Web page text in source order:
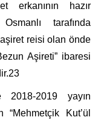
erkanının hazır
tarafında
reisi olan önde
Aşireti” ibaresi
2019 yayın
Kut’ül